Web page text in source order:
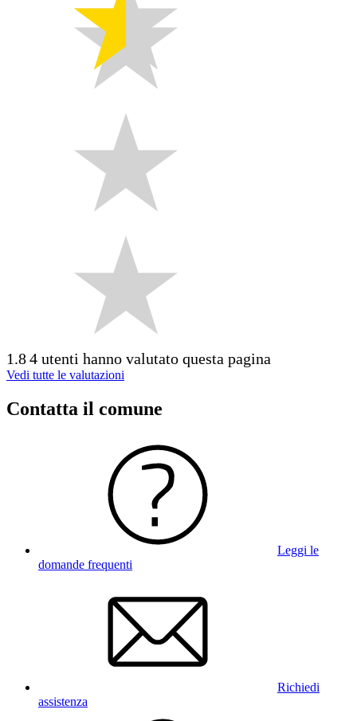
1.84 utenti hanno valutato questa pagina
Vedi tutte le valutazioni
Contatta il comune
Leggi le
domande frequenti
Richiedi
assistenza